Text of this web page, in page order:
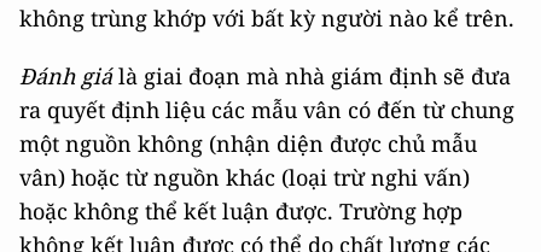
không trùng khớp với bất kỳ người nào kể trên.
Đánh giálà giai đoạn mà nhà giám định sẽ đưa
ra quyết định liệu các mẫu vân có đến từ chung
một nguồn không (nhận diện được chủ mẫu
vân) hoặc từ nguồn khác (loại trừ nghi vấn)
hoặc không thể kết luận được. Trường hợp
không kết luận được có thể do chất lượng các